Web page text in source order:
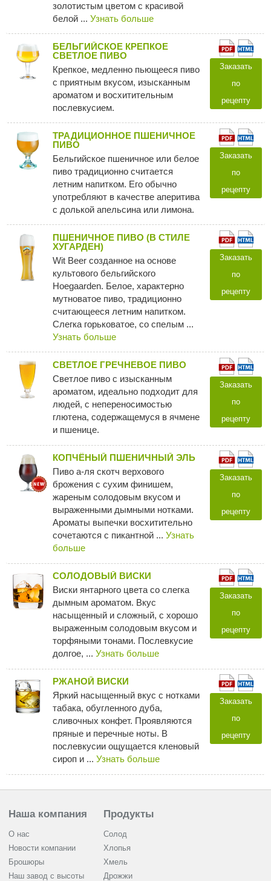
золотистым цветом с красивой
белой ... Узнать больше
БЕЛЬГИЙСКОЕ КРЕПКОЕ
СВЕТЛОЕ ПИВО
Крепкое, медленно пьющееся пиво
с приятным вкусом, изысканным
ароматом и восхитительным
послевкусием.
Заказать
по
рецепту
ТРАДИЦИОННОЕ ПШЕНИЧНОЕ
ПИВО
Бельгийское пшеничное или белое
пиво традиционно считается
летним напитком. Его обычно
употребляют в качестве аперитива
с долькой апельсина или лимона.
Заказать
по
рецепту
ПШЕНИЧНОЕ ПИВО (В СТИЛЕ
ХУГАРДЕН)
Wit Beer созданное на основе
культового бельгийского
Hoegaarden. Белое, характерно
мутноватое пиво, традиционно
считающееся летним напитком.
Слегка горьковатое, со спелым ...
Узнать больше
Заказать
по
рецепту
СВЕТЛОЕ ГРЕЧНЕВОЕ ПИВО
Светлое пиво с изысканным
ароматом, идеально подходит для
людей, с непереносимостью
глютена, содержащемуся в ячмене
и пшенице.
Заказать
по
рецепту
КОПЧЁНЫЙ ПШЕНИЧНЫЙ ЭЛЬ
Пиво а-ля скотч верхового
брожения с сухим финишем,
жареным солодовым вкусом и
выраженными дымными нотками.
Ароматы выпечки восхитительно
сочетаются с пикантной ... Узнать
больше
Заказать
по
рецепту
СОЛОДОВЫЙ ВИСКИ
Виски янтарного цвета со слегка
дымным ароматом. Вкус
насыщенный и сложный, с хорошо
выраженным солодовым вкусом и
торфяными тонами. Послевкусие
долгое, ... Узнать больше
Заказать
по
рецепту
РЖАНОЙ ВИСКИ
Яркий насыщенный вкус с нотками
табака, обугленного дуба,
сливочных конфет. Проявляются
пряные и перечные ноты. В
послевкусии ощущается кленовый
сироп и ... Узнать больше
Заказать
по
рецепту
Наша компания
О нас
Новости компании
Брошюры
Наш завод с высоты
Продукты
Солод
Хлопья
Хмель
Дрожжи